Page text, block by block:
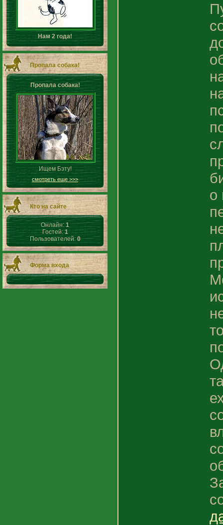
Нам 2 года!
Пропала собака!
Пропала собака!
Ищем Бэту!
смотреть еще >>>
Кто на сайте
Онлайн: 1
Гостей:1
Пользователей: 0
Форма входа
о